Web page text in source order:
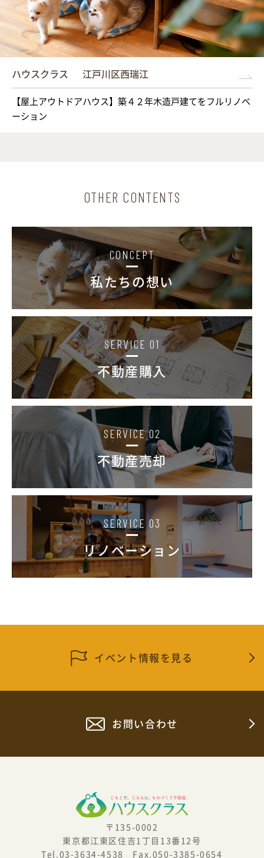
ハウスクラス 江戸川区西瑞江
【屋上アウトドアハウス】築４２年木造戸建てをフルリノベ
ーション
OTHER CONTENTS
CONCEPT
私たちの想い
SERVICE 01
不動産購入
SERVICE 02
不動産売却
SERVICE 03
リノベーション
イベント情報を見る
お問い合わせ
〒135-0002
東京都江東区住吉1丁目13番12号
Tel.03-3634-4538 Fax.050-3385-0654